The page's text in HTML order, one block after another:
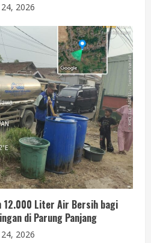
24, 2026
12.000 Liter Air Bersih bagi
di Parung Panjang
24, 2026